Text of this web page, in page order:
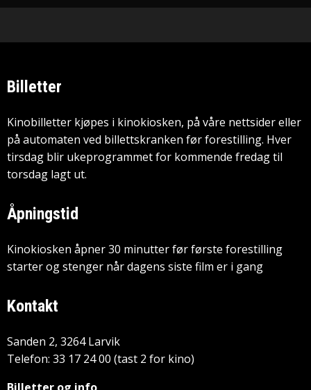
Billetter
Kinobilletter kjøpes i kinokiosken, på våre nettsider eller
på automaten ved billettskranken før forestilling. Hver
tirsdag blir ukeprogrammet for kommende fredag til
torsdag lagt ut.
Åpningstid
Kinokiosken åpner 30 minutter før første forestilling
starter og stenger når dagens siste film er i gang
Kontakt
Sanden 2, 3264 Larvik
Telefon: 33 17 24 00 (tast 2 for kino)